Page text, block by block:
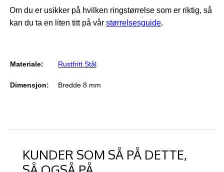
Om du er usikker på hvilken ringstørrelse som er riktig, så
kan du ta en liten titt på vår størrelsesguide.
Materiale: Rustfritt Stål
Dimensjon: Bredde 8 mm
KUNDER SOM SÅ PÅ DETTE,